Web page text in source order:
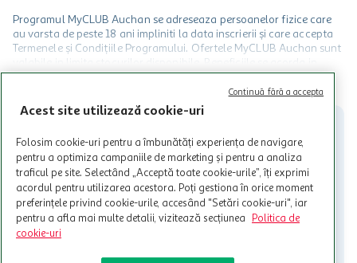
Programul MyCLUB Auchan se adreseaza persoanelor fizice care
au varsta de peste 18 ani impliniti la data inscrierii și care accepta
Termenele și Condițiile Programului. Ofertele MyCLUB Auchan sunt
Cardul poate fi utilizat doar in legatura cu magazinele Auchan
participante și pentru acțiuni promotionale indicate de Auchan si
nu raspunde pentru imposibilitatea utilizarii Cardului in perioada in
care aceste este suspendat sau in perioada in care sunt efectuate
intretineri sau reparatii tehnice la sistemul de utilizarea al Cardului.
Contacteaza-ne!
021-9141 contact@auchan.ro
Acest site utilizează cookie-uri
Folosim cookie-uri pentru a îmbunătăți experiența de navigare,
pentru a optimiza campaniile de marketing și pentru a analiza
traficul pe site. Selectând „Acceptă toate cookie-urile”, îți exprimi
acordul pentru utilizarea acestora. Poți gestiona în orice moment
preferințele privind cookie-urile, accesând "Setări cookie-uri", iar
pentru a afla mai multe detalii, vizitează secțiunea
Politica de
cookie-uri
Continuă fără a accepta